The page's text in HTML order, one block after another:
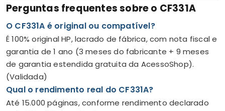
Perguntas frequentes sobre o CF331A
O CF331A é original ou compatível?
É 100% original HP, lacrado de fábrica, com nota fiscal e
garantia de 1 ano (3 meses do fabricante + 9 meses
de garantia estendida gratuita da AcessoShop).
(Validada)
Qual o rendimento real do CF331A?
Até 15.000 páginas, conforme rendimento declarado